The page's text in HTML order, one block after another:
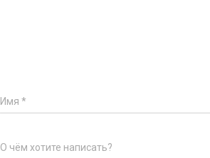
Имя *
О чём хотите написать?